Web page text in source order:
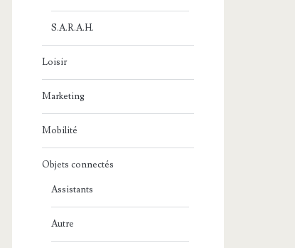
S.A.R.A.H.
Loisir
Marketing
Mobilité
Objets connectés
Assistants
Autre